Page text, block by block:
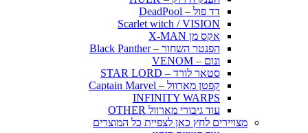
דד פול – DeadPool
Scarlet witch / VISION
אקס מן X-MAN
הפנטר השחור – Black Panther
ונום – VENOM
סטאר לורד – STAR LORD
קפטן מארוול – Captain Marvel
INFINITY WARPS
עוד גיבורי מארוול OTHER
מצויירים לחץ כאן לצפיית כל המוצרים